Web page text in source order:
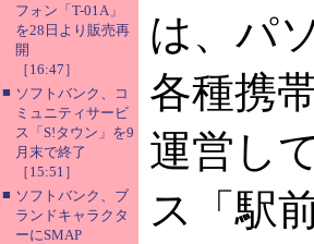
フォン「T-01A」
を28日より販売再
開
［16:47］
■ ソフトバンク、コ
ミュニティサービ
ス「S!タウン」を9
月末で終了
［15:51］
■ ソフトバンク、ブ
ランドキャラクタ
ーにSMAP
は、パ
各種携
運営し
ス「駅